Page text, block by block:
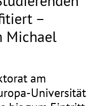
–
Michael
am
Universität